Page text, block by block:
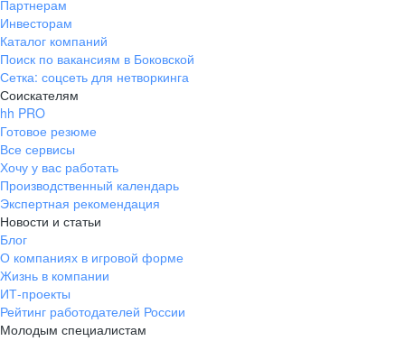
Партнерам
Инвесторам
Каталог компаний
Поиск по вакансиям в Боковской
Сетка: соцсеть для нетворкинга
Соискателям
hh PRO
Готовое резюме
Все сервисы
Хочу у вас работать
Производственный календарь
Экспертная рекомендация
Новости и статьи
Блог
О компаниях в игровой форме
Жизнь в компании
ИТ-проекты
Рейтинг работодателей России
Молодым специалистам